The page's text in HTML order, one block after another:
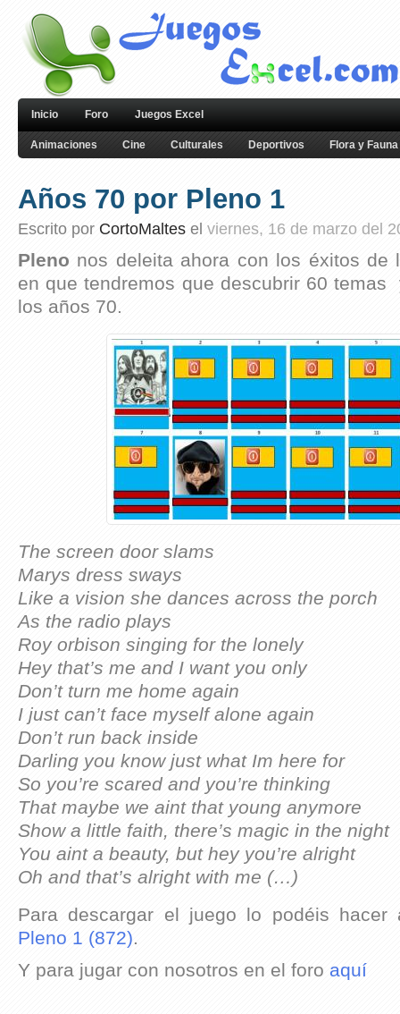
Inicio Foro Juegos Excel
Animaciones Cine Culturales Deportivos Flora y Fauna
Años 70 por Pleno 1
Escrito por CortoMaltes el viernes, 16 de marzo del
Pleno nos deleita ahora con los éxitos de
en que tendremos que descubrir 60 temas
los años 70.
The screen door slams
Marys dress sways
Like a vision she dances across the porch
As the radio plays
Roy orbison singing for the lonely
Hey that’s me and I want you only
Don’t turn me home again
I just can’t face myself alone again
Don’t run back inside
Darling you know just what Im here for
So you’re scared and you’re thinking
That maybe we aint that young anymore
Show a little faith, there’s magic in the night
You aint a beauty, but hey you’re alright
Oh and that’s alright with me (…)
Para descargar el juego lo podéis
Pleno 1 (872).
Y para jugar con nosotros en el foro aquí